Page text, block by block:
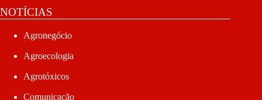
NOTÍCIAS
Agronegócio
Agroecologia
Agrotóxicos
Comunicação